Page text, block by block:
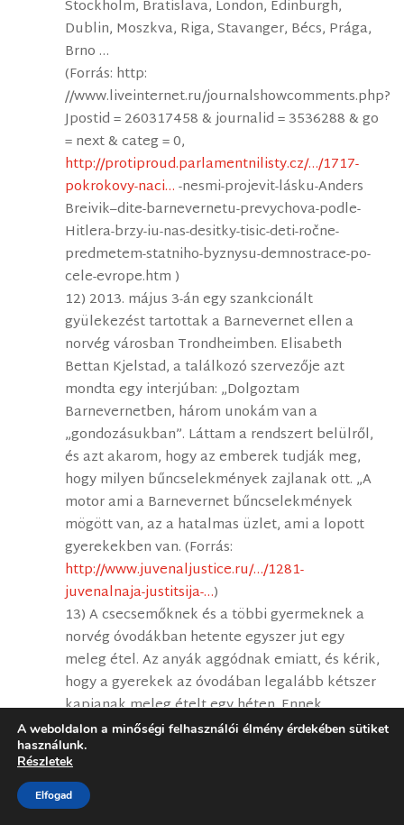
Stockholm, Bratislava, London, Edinburgh,
Dublin, Moszkva, Riga, Stavanger, Bécs, Prága,
Brno …
(Forrás: http:
//www.liveinternet.ru/journalshowcomments.php?
Jpostid = 260317458 & journalid = 3536288 & go
= next & categ = 0,
http://protiproud.parlamentnilisty.cz/…/1717-
pokrokovy-naci…-nesmi-projevit-lásku-Anders
Breivik–dite-barnevernetu-prevychova-podle-
Hitlera-brzy-iu-nas-desitky-tisic-deti-ročne-
predmetem-statniho-byznysu-demnostrace-po-
cele-evrope.htm )
12) 2013. május 3-án egy szankcionált
gyülekezést tartottak a Barnevernet ellen a
norvég városban Trondheimben. Elisabeth
Bettan Kjelstad, a találkozó szervezője azt
mondta egy interjúban: „Dolgoztam
Barnevernetben, három unokám van a
„gondozásukban”. Láttam a rendszert belülről,
és azt akarom, hogy az emberek tudják meg,
hogy milyen bűncselekmények zajlanak ott. „A
motor ami a Barnevernet bűncselekmények
mögött van, az a hatalmas üzlet, ami a lopott
gyerekekben van. (Forrás:
http://www.juvenaljustice.ru/…/1281-
juvenalnaja-justitsija-…)
13) A csecsemőknek és a többi gyermeknek a
norvég óvodákban hetente egyszer jut egy
meleg étel. Az anyák aggódnak emiatt, és kérik,
hogy a gyerekek az óvodában legalább kétszer
kapjanak meleg ételt egy héten. Ennek
eredményeként a norvég pedagógusok
közvetítik a gyermekek eltávolítását azoktól az
anyáktól, akik elégedetlenek a étkezési
rendszerrel. Ezek a gyerekek a Barnevernet
A weboldalon a minőségi felhasználói élmény érdekében sütiket
használunk.
Részletek
Elfogad